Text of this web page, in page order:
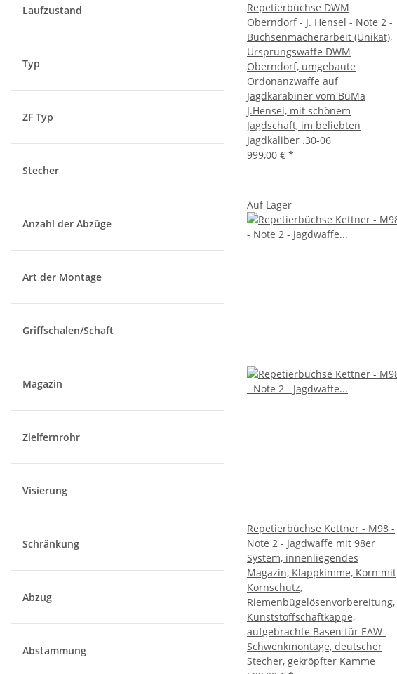
Repetierbüchse DWM
Oberndorf - J. Hensel - Note 2 -
Büchsenmacherarbeit (Unikat),
Ursprungswaffe DWM
Oberndorf, umgebaute
Ordonanzwaffe auf
Jagdkarabiner vom BüMa
J.Hensel, mit schönem
Jagdschaft, im beliebten
Jagdkaliber .30-06
999,00 € *
Auf Lager
Repetierbüchse Kettner - M98 -
Note 2 - Jagdwaffe mit 98er
System, innenliegendes
Magazin, Klappkimme, Korn mit
Kornschutz,
Riemenbügelösenvorbereitung,
Kunststoffschaftkappe,
aufgebrachte Basen für EAW-
Schwenkmontage, deutscher
Stecher, gekröpfter Kamme
Laufzustand
Typ
ZF Typ
Stecher
Anzahl der Abzüge
Art der Montage
Griffschalen/Schaft
Magazin
Zielfernrohr
Visierung
Schränkung
Abzug
Abstammung